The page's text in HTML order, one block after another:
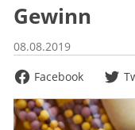
Gewinn
08.08.2019
Facebook